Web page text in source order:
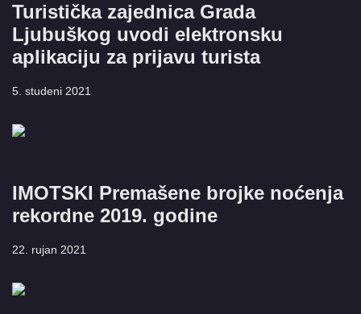
Turistička zajednica Grada
Ljubuškog uvodi elektronsku
aplikaciju za prijavu turista
5. studeni 2021
IMOTSKI Premašene brojke noćenja
rekordne 2019. godine
22. rujan 2021